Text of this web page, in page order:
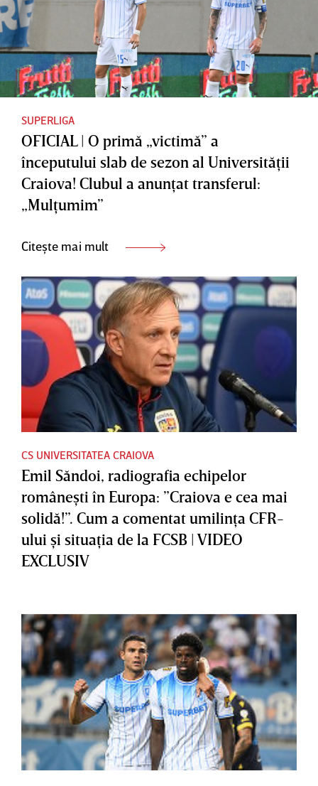
SUPERLIGA
OFICIAL | O primă „victimă” a
începutului slab de sezon al Universităţii
Craiova! Clubul a anunţat transferul:
„Mulţumim”
Citește mai mult
CS UNIVERSITATEA CRAIOVA
Emil Săndoi, radiografia echipelor
româneşti în Europa: ”Craiova e cea mai
solidă!”. Cum a comentat umilinţa CFR-
ului şi situaţia de la FCSB | VIDEO
EXCLUSIV